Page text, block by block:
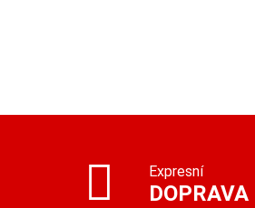
Expresní
DOPRAVA